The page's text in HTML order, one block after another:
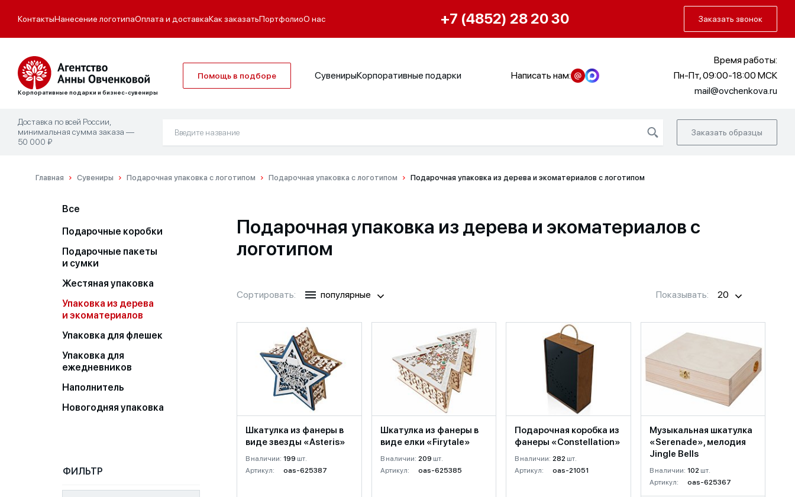
КонтактыНанесение логотипаОплата и доставкаКак заказатьПортфолиоО нас +7 (4852) 28 20 30 Заказать звонок
Корпоративные подарки и бизнес-сувениры
Помощь в подборе СувенирыКорпоративные подарки Написать нам:
Время работы:
Пн-Пт, 09:00-18:00 МСК
mail@ovchenkova.ru
Доставка по всей России,
минимальная сумма заказа —
50 000 ₽
Заказать образцы
Главная Сувениры Подарочная упаковка с логотипом Подарочная упаковка с логотипом Подарочная упаковка из дерева и экоматериалов с логотипом
Все
Подарочные коробки
Подарочные пакеты
и сумки
Жестяная упаковка
Упаковка из дерева
и экоматериалов
Упаковка для флешек
Упаковка для
ежедневников
Наполнитель
Новогодняя упаковка
ФИЛЬТР
Подарочная упаковка из дерева и экоматериалов с
логотипом
Сортировать: популярные Показывать: 20
Шкатулка из фанеры в
виде звезды «Asteris»
В наличии: 199 шт.
Артикул:
oas-625387
Шкатулка из фанеры в
виде елки «Firytale»
В наличии: 209 шт.
Артикул:
oas-625385
Подарочная коробка из
фанеры «Constellation»
В наличии: 282 шт.
Артикул:
oas-21051
Музыкальная шкатулка
«Serenade», мелодия
Jingle Bells
В наличии: 102 шт.
Артикул:
oas-625367